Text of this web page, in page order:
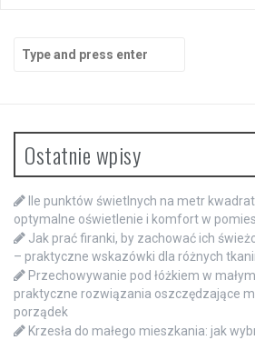
for:
Ostatnie wpisy
Ile punktów świetlnych na metr
optymalne oświetlenie i komfort w
Jak prać firanki, by zachować ich
– praktyczne wskazówki dla różnych
Przechowywanie pod łóżkiem w
praktyczne rozwiązania oszczędzające
porządek
Krzesła do małego mieszkania: jak